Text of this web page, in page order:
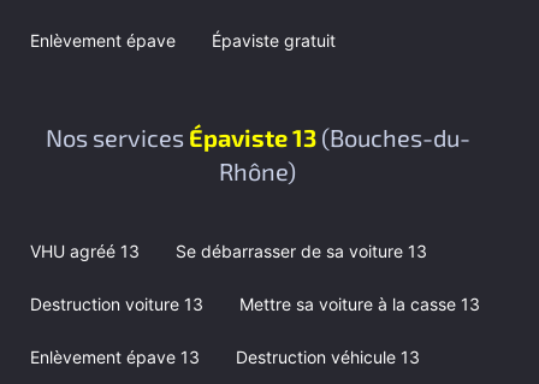
Enlèvement épave Épaviste gratuit
Nos services Épaviste 13 (Bouches-du-
Rhône)
VHU agréé 13 Se débarrasser de sa voiture 13
Destruction voiture 13 Mettre sa voiture à la casse 13
Enlèvement épave 13 Destruction véhicule 13